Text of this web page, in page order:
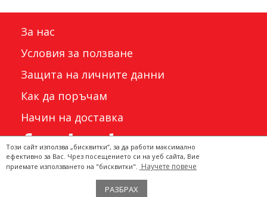
За нас
Условия за ползване
Защита на личните данни
Как да поръчам
Начин на доставка
Този сайт използва „бисквитки“, за да работи максимално
ефективно за Вас. Чрез посещението си на уеб сайта, Вие
приемате използването на "бисквитки".
Научете повече
РАЗБРАХ